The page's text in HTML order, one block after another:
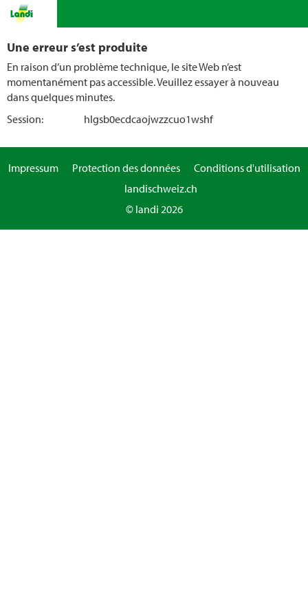
Une erreur s’est produite
En raison d’un problème technique, le site Web n’est
momentanément pas accessible. Veuillez essayer à nouveau
dans quelques minutes.
Session:
hlgsb0ecdcaojwzzcuo1wshf
Impressum Protection des données
Conditions d'utilisation
landischweiz.ch
© landi 2026